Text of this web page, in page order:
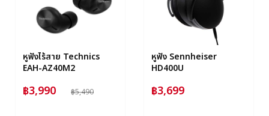
หูฟังไร้สาย Technics
EAH-AZ40M2
฿3,990 ฿5,490
หูฟัง Sennheiser
HD400U
฿3,699